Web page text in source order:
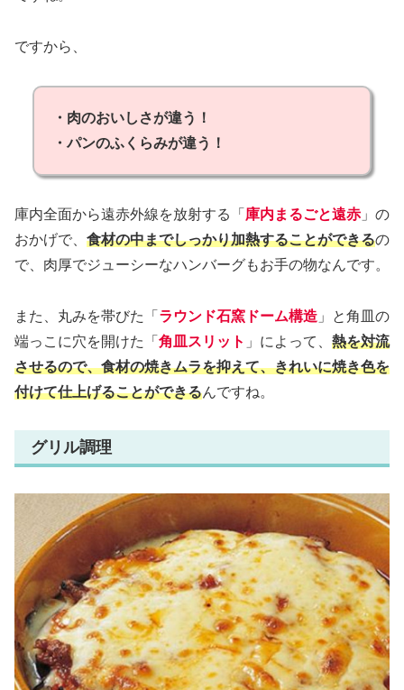
ですから、
・肉のおいしさが違う！
・パンのふくらみが違う！
庫内全面から遠赤外線を放射する「 庫内まるごと遠赤 」の
おかげで、 食材の中までしっかり加熱することができるの
で、肉厚でジューシーなハンバーグもお手の物なんです。
また、丸みを帯びた「 ラウンド石窯ドーム構造 」と角皿の
端っこに穴を開けた「 角皿スリット 」によって、 熱を対流
させるので、食材の焼きムラを抑えて、きれいに焼き色を
付けて仕上げることができるんですね。
グリル調理